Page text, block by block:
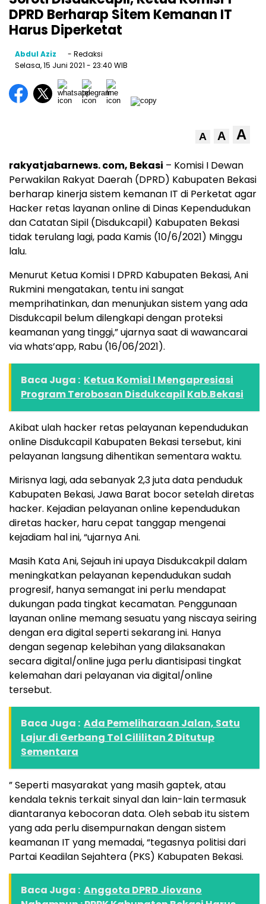
DPRD Berharap Sitem Kemanan IT
Harus Diperketat
Abdul Aziz
- Redaksi
Selasa, 15 Juni 2021 - 23:40 WIB
A A A
rakyatjabarnews. com, Bekasi – Komisi I Dewan
Perwakilan Rakyat Daerah (DPRD) Kabupaten Bekasi
berharap kinerja sistem kemanan IT di Perketat agar
Hacker retas layanan online di Dinas Kependudukan
dan Catatan Sipil (Disdukcapil) Kabupaten Bekasi
tidak terulang lagi, pada Kamis (10/6/2021) Minggu
lalu.
Menurut Ketua Komisi I DPRD Kabupaten Bekasi, Ani
Rukmini mengatakan, tentu ini sangat
memprihatinkan, dan menunjukan sistem yang ada
Disdukcapil belum dilengkapi dengan proteksi
keamanan yang tinggi,” ujarnya saat di wawancarai
via whats’app, Rabu (16/06/2021).
Baca Juga : Ketua Komisi I Mengapresiasi
Program Terobosan Disdukcapil Kab.Bekasi
Akibat ulah hacker retas pelayanan kependudukan
online Disdukcapil Kabupaten Bekasi tersebut, kini
pelayanan langsung dihentikan sementara waktu.
Mirisnya lagi, ada sebanyak 2,3 juta data penduduk
Kabupaten Bekasi, Jawa Barat bocor setelah diretas
hacker. Kejadian pelayanan online kependudukan
diretas hacker, haru cepat tanggap mengenai
kejadiam hal ini, “ujarnya Ani.
Masih Kata Ani, Sejauh ini upaya Disdukcakpil dalam
meningkatkan pelayanan kependudukan sudah
progresif, hanya semangat ini perlu mendapat
dukungan pada tingkat kecamatan. Penggunaan
layanan online memang sesuatu yang niscaya seiring
dengan era digital seperti sekarang ini. Hanya
dengan segenap kelebihan yang dilaksanakan
secara digital/online juga perlu diantisipasi tingkat
kelemahan dari pelayanan via digital/online
tersebut.
Baca Juga : Ada Pemeliharaan Jalan, Satu
Lajur di Gerbang Tol Cililitan 2 Ditutup
Sementara
” Seperti masyarakat yang masih gaptek, atau
kendala teknis terkait sinyal dan lain-lain termasuk
diantaranya kebocoran data. Oleh sebab itu sistem
yang ada perlu disempurnakan dengan sistem
keamanan IT yang memadai, “tegasnya politisi dari
Partai Keadilan Sejahtera (PKS) Kabupaten Bekasi.
Baca Juga : Anggota DPRD Jiovano